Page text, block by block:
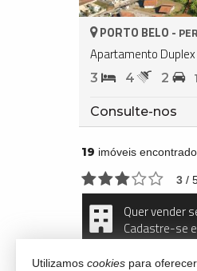
PORTO BELO -
3 4 2
Consulte-nos
19 imóveis
3 /
Quer vender
Cadastre-se
Utilizamos cookies para